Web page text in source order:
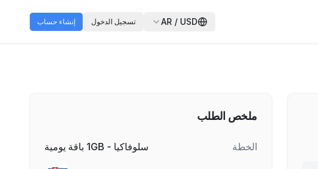
AR / USD تسجيل الدخول إنشاء حساب
ملخص الطلب
الخطة سلوفاكيا - 1GB باقة يومية